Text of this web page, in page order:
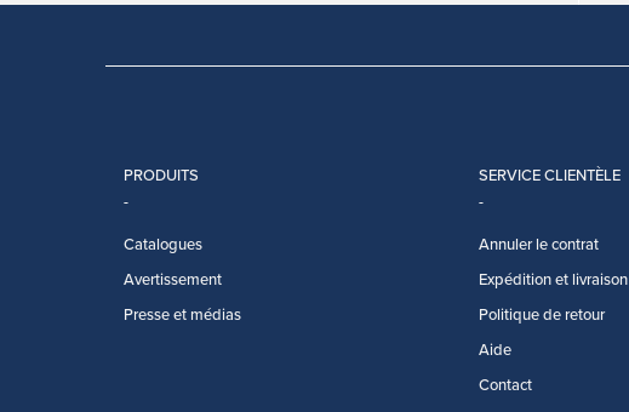
PRODUITS
Catalogues
Avertissement
Presse et médias
SERVICE CLIENTÈLE
Annuler le contrat
Expédition et livraison
Politique de retour
Aide
Contact